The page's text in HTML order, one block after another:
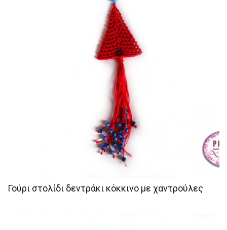
Γούρι στολίδι δεντράκι κόκκινο με χαντρούλες